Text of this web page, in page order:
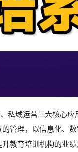
私域运营三大核心应
管理，以信息化、
教育培训机构的业绩